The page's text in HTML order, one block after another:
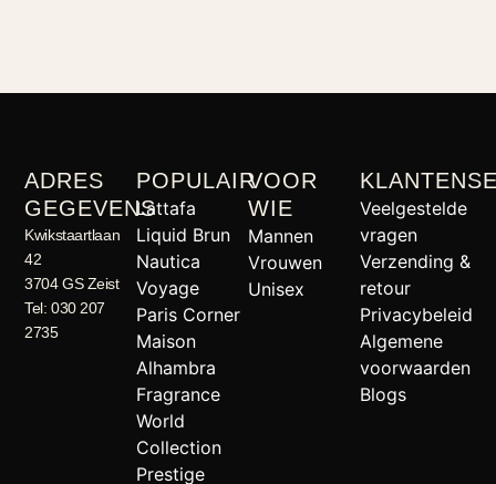
ADRES
GEGEVENS
Kwikstaartlaan
42
3704 GS Zeist
Tel: 030 207
2735
POPULAIR
Lattafa
Liquid Brun
Nautica
Voyage
Paris Corner
Maison
Alhambra
Fragrance
World
Collection
Prestige
VOOR
WIE
Mannen
Vrouwen
Unisex
Veelgestelde
vragen
Verzending &
retour
Privacybeleid
Algemene
voorwaarden
Blogs